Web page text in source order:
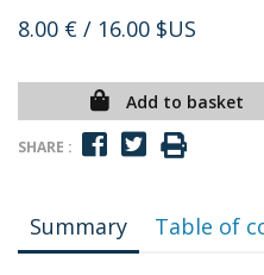
8.00 € / 16.00 $US
Add to basket
SHARE :
Summary Table of